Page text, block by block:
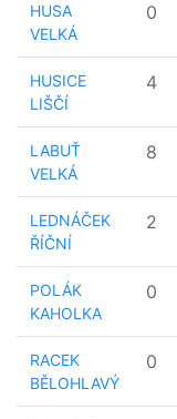
HUSA
VELKÁ
0
HUSICE
LIŠČÍ
4
LABUŤ
VELKÁ
8
LEDNÁČEK
ŘÍČNÍ
2
POLÁK
KAHOLKA
0
RACEK
BĚLOHLAVÝ
0